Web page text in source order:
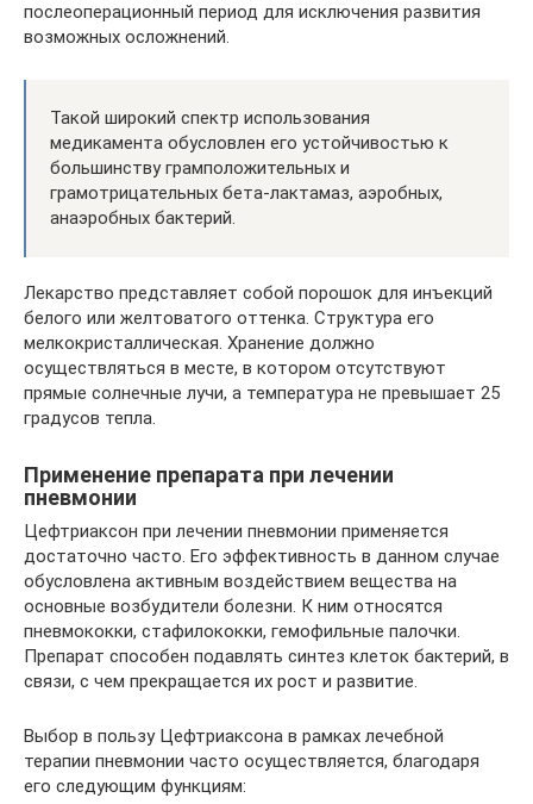
послеоперационный период для исключения развития
возможных осложнений.
Такой широкий спектр использования
медикамента обусловлен его устойчивостью к
большинству грамположительных и
грамотрицательных бета-лактамаз, аэробных,
анаэробных бактерий.
Лекарство представляет собой порошок для инъекций
белого или желтоватого оттенка. Структура его
мелкокристаллическая. Хранение должно
осуществляться в месте, в котором отсутствуют
прямые солнечные лучи, а температура не превышает 25
градусов тепла.
Применение препарата при лечении
пневмонии
Цефтриаксон при лечении пневмонии применяется
достаточно часто. Его эффективность в данном случае
обусловлена активным воздействием вещества на
основные возбудители болезни. К ним относятся
пневмококки, стафилококки, гемофильные палочки.
Препарат способен подавлять синтез клеток бактерий, в
связи, с чем прекращается их рост и развитие.
Выбор в пользу Цефтриаксона в рамках лечебной
терапии пневмонии часто осуществляется, благодаря
его следующим функциям: